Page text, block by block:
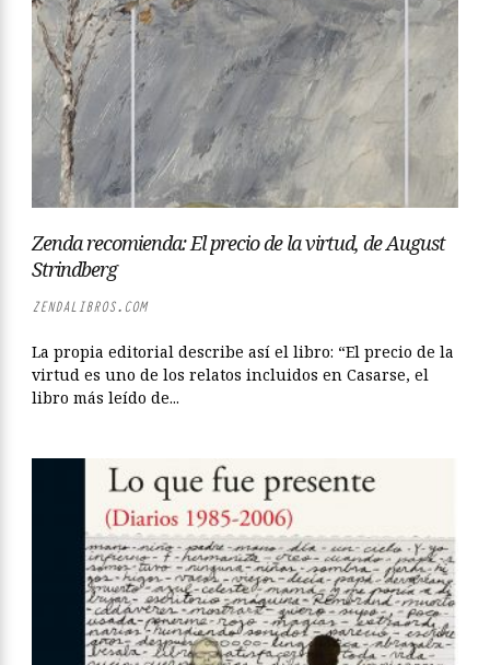
Zenda recomienda: El precio de la virtud, de August
Strindberg
ZENDALIBROS.COM
La propia editorial describe así el libro: “El precio de la
virtud es uno de los relatos incluidos en Casarse, el
libro más leído de...